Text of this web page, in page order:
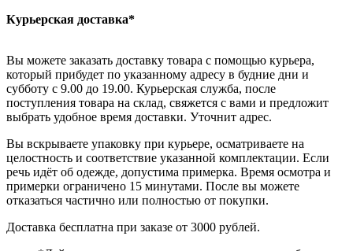
Курьерская доставка*
Вы можете заказать доставку товара с помощью курьера,
который прибудет по указанному адресу в будние дни и
субботу с 9.00 до 19.00. Курьерская служба, после
поступления товара на склад, свяжется с вами и предложит
выбрать удобное время доставки. Уточнит адрес.
Вы вскрываете упаковку при курьере, осматриваете на
целостность и соответствие указанной комплектации. Если
речь идёт об одежде, допустима примерка. Время осмотра и
примерки ограничено 15 минутами. После вы можете
отказаться частично или полностью от покупки.
Доставка бесплатна при заказе от 3000 рублей.